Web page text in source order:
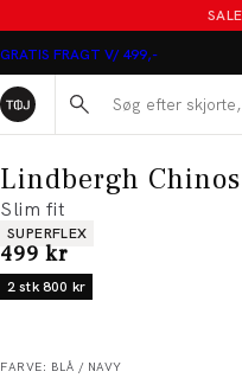
GRATIS FRAGT V/ 499,-
Søg her...
Lindbergh Chinos
Slim fit
Produkt egenskaber
SUPERFLEX
I alt (inkl. rabat)
499 kr
2 stk 800 kr
FARVE: BLÅ / NAVY